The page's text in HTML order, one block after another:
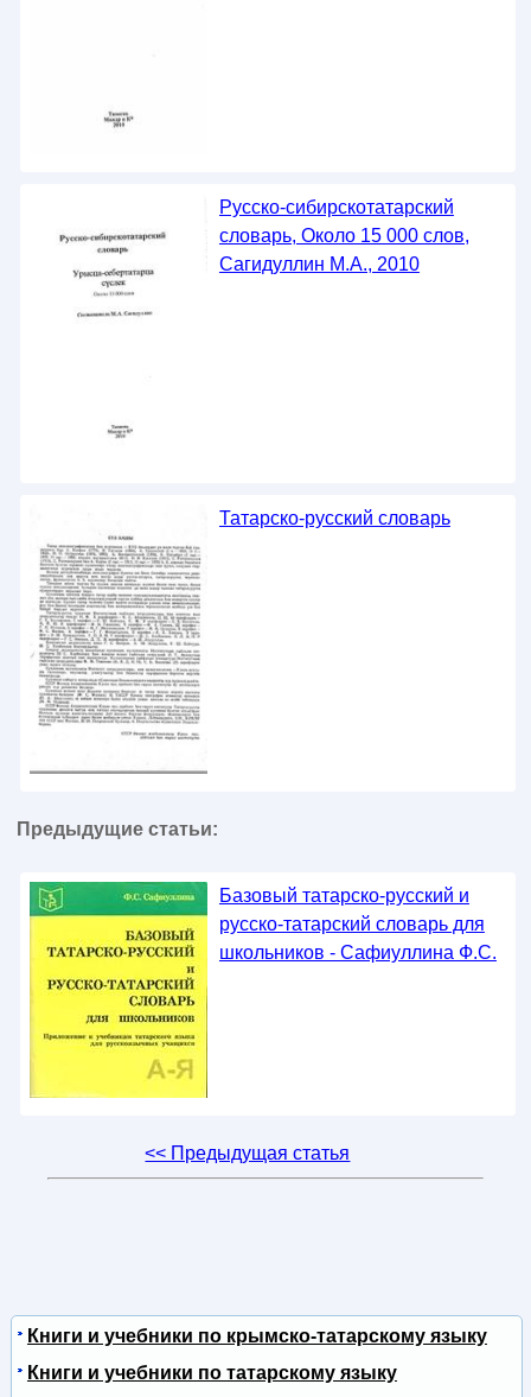
Русско-сибирскотатарский
словарь, Около 15 000 слов,
Сагидуллин М.А., 2010
Татарско-русский словарь
Предыдущие статьи:
Базовый татарско-русский и
русско-татарский словарь для
школьников - Сафиуллина Ф.С.
<< Предыдущая статья
Книги и учебники по крымско-татарскому языку
Книги и учебники по татарскому языку